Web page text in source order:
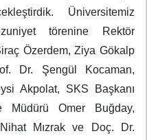
Üniversitemiz
törenine
Rektör
Özerdem, Ziya Gökalp
Dr. Şengül Kocaman,
Akpolat, SKS Başkanı
Müdürü Omer Buğday,
Nihat Mızrak ve Doç. Dr.